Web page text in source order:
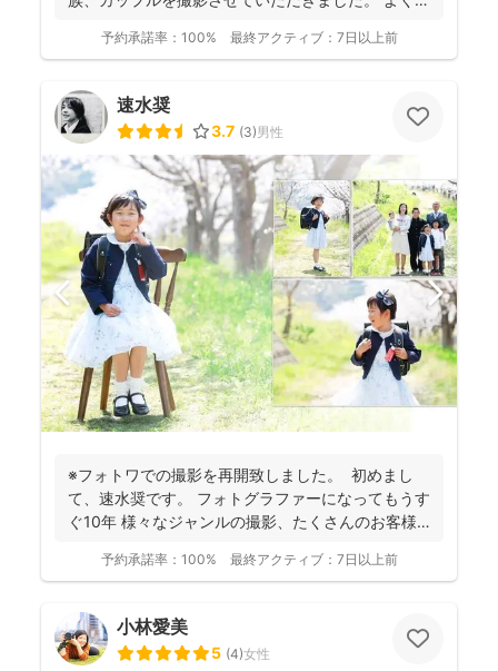
予約承諾率： 100% 最終アクティブ： 7日以上前
速水奨
3.7 (3)男性
※フォトワでの撮影を再開致しました。 初めまし
て、速水奨です。 フォトグラファーになってもうす
ぐ10年 様々なジャンルの撮影、たくさんのお客様
予約承諾率： 100% 最終アクティブ： 7日以上前
小林愛美
5 (4)女性